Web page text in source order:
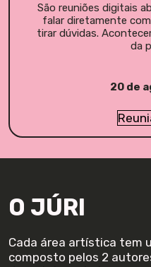
São reuniões digitais
falar diretamente
tirar dúvidas.
da
20 de
O JÚRI
Cada área artística tem
composto pelos 2